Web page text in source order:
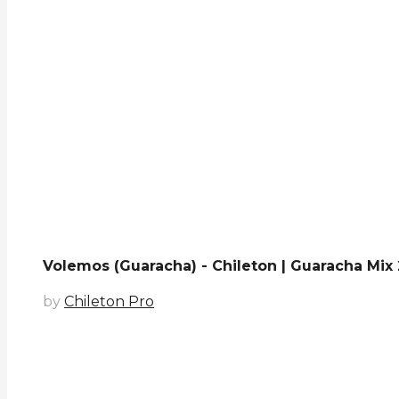
Volemos (Guaracha) - Chileton | Guaracha Mix
by Chileton Pro